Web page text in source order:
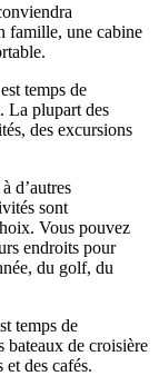
famille, une cabine
temps de
La plupart des
des excursions
d’autres
sont
Vous pouvez
endroits pour
du golf, du
temps de
bateaux de croisière
et des cafés.